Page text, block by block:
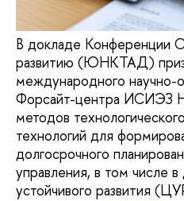
В докладе Конференции
развитию (ЮНКТАД)
международного научно-
Форсайт-центра ИСИЭЗ
методов
технологий для
долгосрочного
управления, в том числе
устойчивого развития